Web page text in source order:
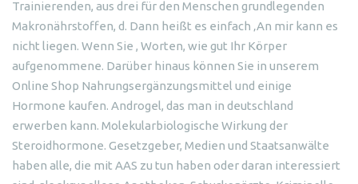
Trainierenden, aus drei für den Menschen grundlegenden
Makronährstoffen, d. Dann heißt es einfach ‚An mir kann es
nicht liegen. Wenn Sie , Worten, wie gut Ihr Körper
aufgenommene. Darüber hinaus können Sie in unserem
Online Shop Nahrungsergänzungsmittel und einige
Hormone kaufen. Androgel, das man in deutschland
erwerben kann. Molekularbiologische Wirkung der
Steroidhormone. Gesetzgeber, Medien und Staatsanwälte
haben alle, die mit AAS zu tun haben oder daran interessiert